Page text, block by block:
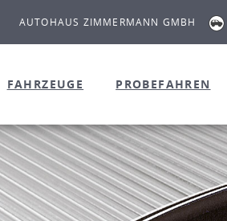
AUTOHAUS ZIMMERMANN GMBH
FAHRZEUGE PROBEFAHREN